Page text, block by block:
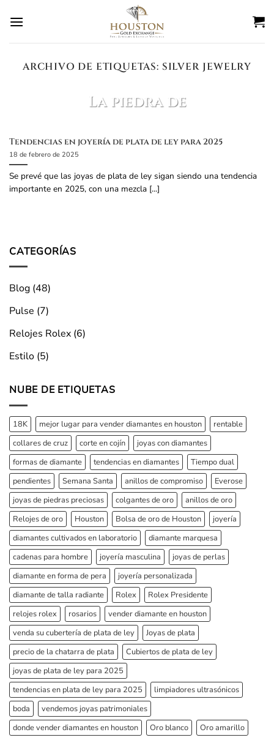
ARCHIVO DE ETIQUETAS: SILVER JEWELRY
La piedra de
es?
La piedra de nacimiento de marzo es el
aguamarina. Datos sobre la aguamarina: Color:
Tendencias en joyería de plata de ley para 2025
18 de febrero de 2025
Se prevé que las joyas de plata de ley sigan siendo una tendencia
importante en 2025, con una mezcla [...]
CATEGORÍAS
Blog (48)
Pulse (7)
Relojes Rolex (6)
Estilo (5)
NUBE DE ETIQUETAS
18K mejor lugar para vender diamantes en houston
rentable
collares de cruz
corte en cojín
joyas con diamantes
formas de diamante
tendencias en diamantes
Tiempo dual
pendientes
Semana Santa anillos de compromiso
Everose
joyas de piedras preciosas
colgantes de oro
anillos de oro
Relojes de oro
Houston Bolsa de oro de Houston
joyería
diamantes cultivados en laboratorio
diamante marquesa
cadenas para hombre
joyería masculina
joyas de perlas
diamante en forma de pera
joyería personalizada
diamante de talla radiante
Rolex
Rolex Presidente
relojes rolex
rosarios
vender diamante en houston
venda su cubertería de plata de ley
Joyas de plata
precio de la chatarra de plata
Cubiertos de plata de ley
joyas de plata de ley para 2025
tendencias en plata de ley para 2025
limpiadores ultrasónicos
boda
vendemos joyas patrimoniales
donde vender diamantes en houston
Oro blanco Oro amarillo